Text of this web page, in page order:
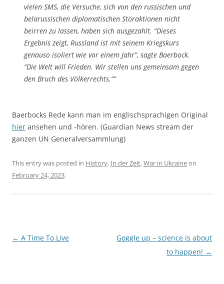
vielen SMS, die Versuche, sich von den russischen und
belarussischen diplomatischen Störaktionen nicht
beirren zu lassen, haben sich ausgezahlt. “Dieses
Ergebnis zeigt, Russland ist mit seinem Kriegskurs
genauso isoliert wie vor einem Jahr”, sagte Baerbock.
“Die Welt will Frieden. Wir stellen uns gemeinsam gegen
den Bruch des Völkerrechts.””
Baerbocks Rede kann man im englischsprachigen Original
hier ansehen und -hören. (Guardian News stream der
ganzen UN Generalversammlung)
This entry was posted in History, In der Zeit,War in Ukraineon
February 24, 2023.
Post
← A Time To Live
Goggle up – science is about
to happen! →